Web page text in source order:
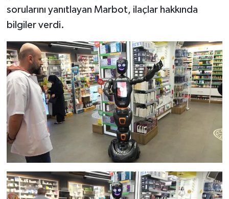
sorularını yanıtlayan Marbot, ilaçlar hakkında
bilgiler verdi.